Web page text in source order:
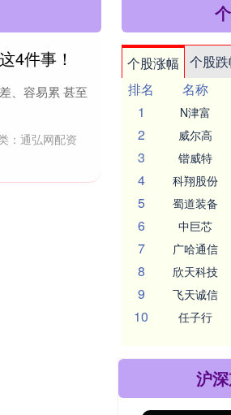
4件事！
、容易累 甚至
： 通弘网配资
个股涨幅 个股
排名
名称
1
N津富
2 威尔高
3 锴威特
4 科翔股份
5 蜀道装备
6 中巨芯
7 广哈通信
8 欣天科技
9 飞天诚信
10 任子行
沪